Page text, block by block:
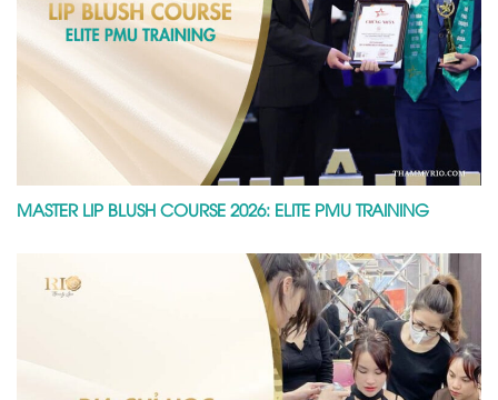
MASTER LIP BLUSH COURSE 2026: ELITE PMU TRAINING